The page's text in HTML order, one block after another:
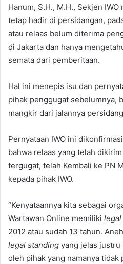
Hanum, S.H., M.H., Sekjen
tetap hadir di persidangan,
atau relaas belum diterima
di Jakarta dan hanya
semata dari pemberitaan.
Hal ini menepis isu dan
pihak penggugat sebelumnya,
mangkir dari jalannya
Pernyataan IWO ini
bahwa relaas yang telah
tergugat, telah Kembali ke PN
kepada pihak IWO.
“Kenyataannya kita sebagai
Wartawan Online memiliki
2012 atau sudah 13 tahun.
legal standing yang jelas
oleh pihak yang namanya tidak